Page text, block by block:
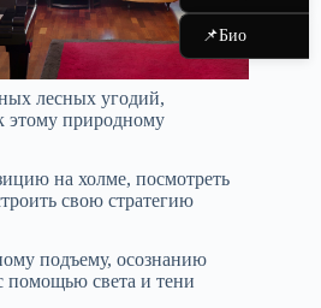
лесных угодий,
этому природному
на холме, посмотреть
свою стратегию
подъему, осознанию
помощью света и тени
📌Био